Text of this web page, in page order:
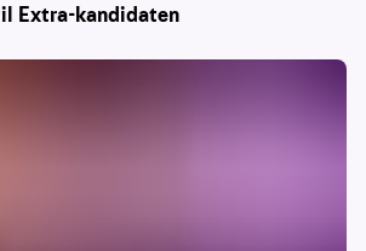
Extra-kandidaten